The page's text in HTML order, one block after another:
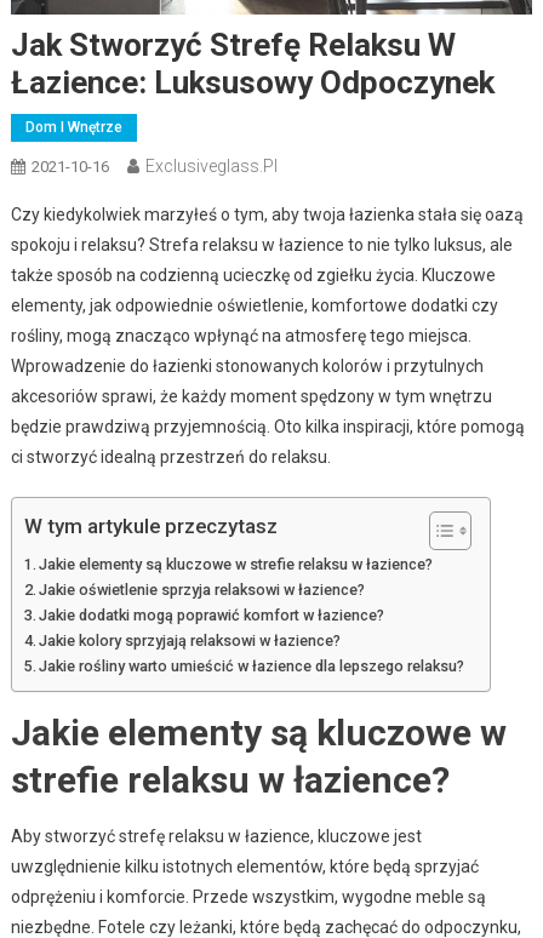
Jak Stworzyć Strefę Relaksu W
Łazience: Luksusowy Odpoczynek
Dom I Wnętrze
2021-10-16 Exclusiveglass.pl
Czy kiedykolwiek marzyłeś o tym, aby twoja łazienka stała się oazą
spokoju i relaksu? Strefa relaksu w łazience to nie tylko luksus, ale
także sposób na codzienną ucieczkę od zgiełku życia. Kluczowe
elementy, jak odpowiednie oświetlenie, komfortowe dodatki czy
rośliny, mogą znacząco wpłynąć na atmosferę tego miejsca.
Wprowadzenie do łazienki stonowanych kolorów i przytulnych
akcesoriów sprawi, że każdy moment spędzony w tym wnętrzu
będzie prawdziwą przyjemnością. Oto kilka inspiracji, które pomogą
ci stworzyć idealną przestrzeń do relaksu.
W tym artykule przeczytasz
Jakie elementy są kluczowe w strefie relaksu w łazience?
Jakie oświetlenie sprzyja relaksowi w łazience?
Jakie dodatki mogą poprawić komfort w łazience?
Jakie kolory sprzyjają relaksowi w łazience?
Jakie rośliny warto umieścić w łazience dla lepszego relaksu?
Jakie elementy są kluczowe w
strefie relaksu w łazience?
Aby stworzyć strefę relaksu w łazience, kluczowe jest
uwzględnienie kilku istotnych elementów, które będą sprzyjać
odprężeniu i komforcie. Przede wszystkim, wygodne meble są
niezbędne. Fotele czy leżanki, które będą zachęcać do odpoczynku,